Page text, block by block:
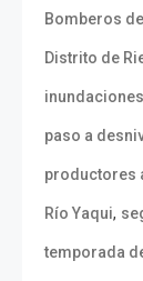
Bomberos de
Distrito de
inundaciones
paso a
productores
Río Yaqui,
temporada